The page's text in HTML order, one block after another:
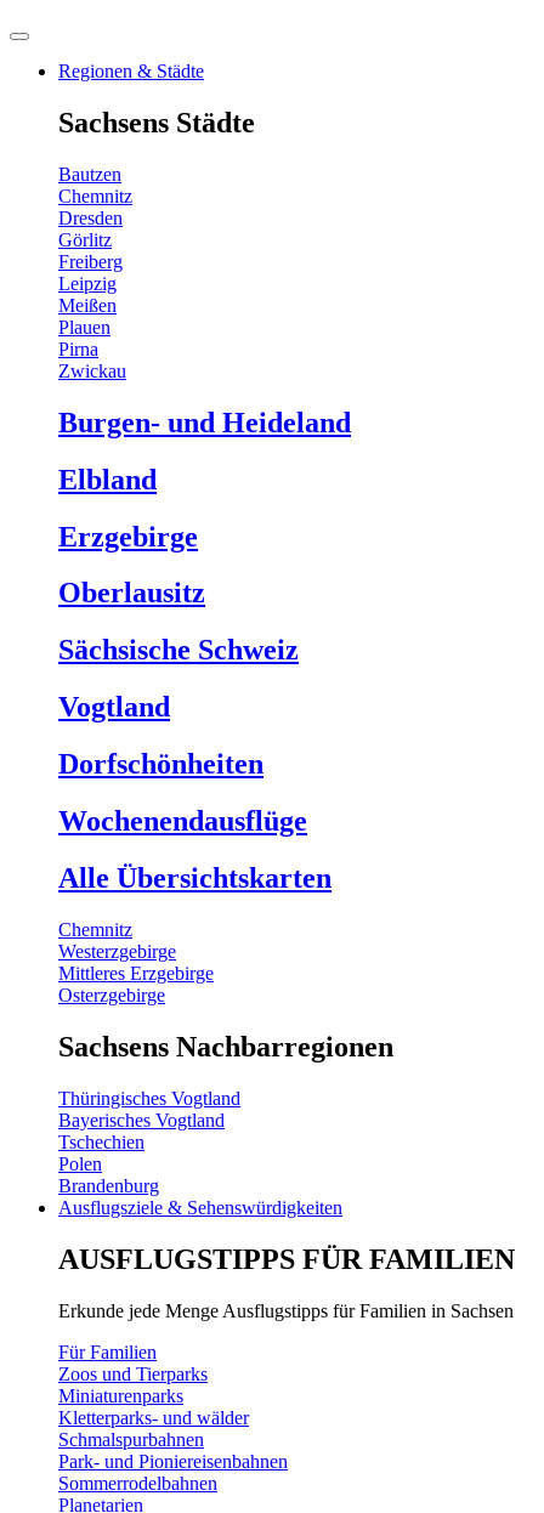
Regionen & Städte
Sachsens Städte
Bautzen
Chemnitz
Dresden
Görlitz
Freiberg
Leipzig
Meißen
Plauen
Pirna
Zwickau
Burgen- und Heideland
Elbland
Erzgebirge
Oberlausitz
Sächsische Schweiz
Vogtland
Dorfschönheiten
Wochenendausflüge
Alle Übersichtskarten
Chemnitz
Westerzgebirge
Mittleres Erzgebirge
Osterzgebirge
Sachsens Nachbarregionen
Thüringisches Vogtland
Bayerisches Vogtland
Tschechien
Polen
Brandenburg
Ausflugsziele & Sehenswürdigkeiten
AUSFLUGSTIPPS FÜR FAMILIEN
Erkunde jede Menge Ausflugstipps für Familien in Sachsen
Für Familien
Zoos und Tierparks
Miniaturenparks
Kletterparks- und wälder
Schmalspurbahnen
Park- und Pioniereisenbahnen
Sommerrodelbahnen
Planetarien